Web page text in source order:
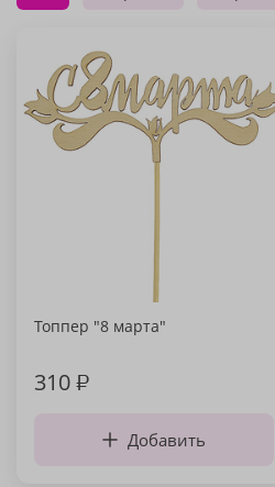
Топпер "8 марта"
310₽
Добавить